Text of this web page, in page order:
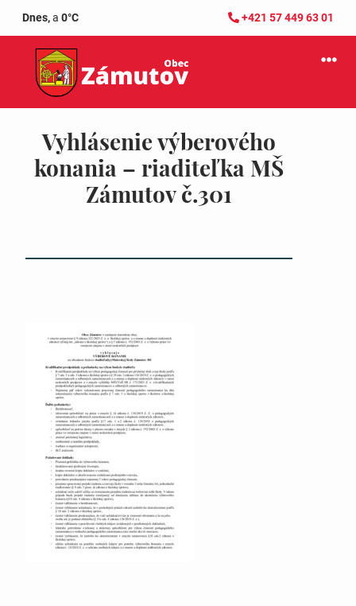
Dnes,a 0°C +421 57 449 63 01
Vyhlásenie výberového
konania – riaditeľka MŠ
Zámutov č.301